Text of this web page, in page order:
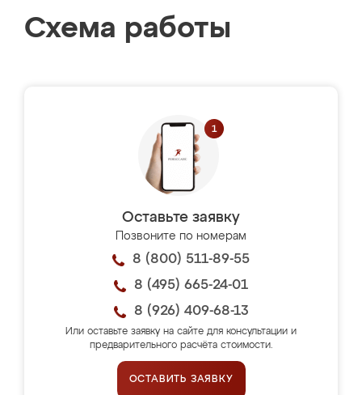
Схема работы
Оставьте заявку
Позвоните по номерам
8 (800) 511-89-55
8 (495) 665-24-01
8 (926) 409-68-13
Или оставьте заявку на сайте для консультации и
предварительного расчёта стоимости.
ОСТАВИТЬ ЗАЯВКУ